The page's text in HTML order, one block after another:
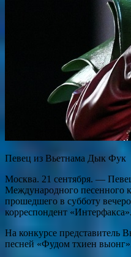
Певец из Вьетнама Дык Фук
Москва. 21 сентября. —
Международного песенного
прошедшего в субботу
корреспондент «Интерфакса».
На конкурсе представитель
песней «Фудом тхиен